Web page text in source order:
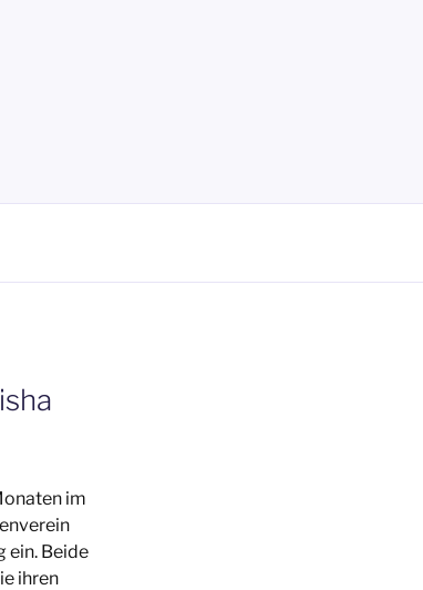
im
ein. Beide
ihren